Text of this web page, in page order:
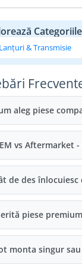
& Transmisie
aleg piese
vs Aftermarket -
de des înlocuiesc
piese
monta singur sau